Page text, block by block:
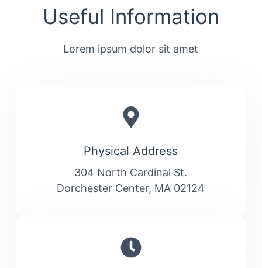
Useful Information
Lorem ipsum dolor sit amet
Physical Address​
304 North Cardinal St.
Dorchester Center, MA 02124